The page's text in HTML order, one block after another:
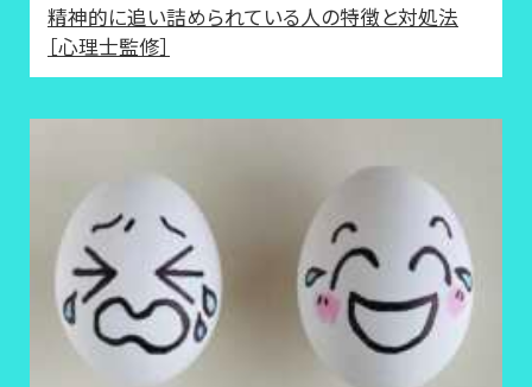
精神的に追い詰められている人の特徴と対処法
［心理士監修］